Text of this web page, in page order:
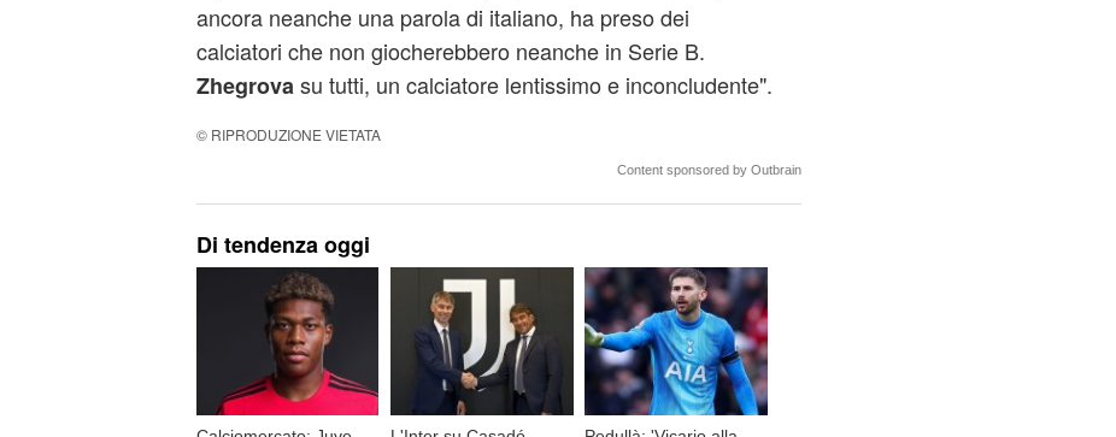
ancora neanche una parola di italiano, ha preso dei
calciatori che non giocherebbero neanche in Serie B.
Zhegrova su tutti, un calciatore lentissimo e inconcludente".
© RIPRODUZIONE VIETATA
Content sponsored by Outbrain
Di tendenza oggi